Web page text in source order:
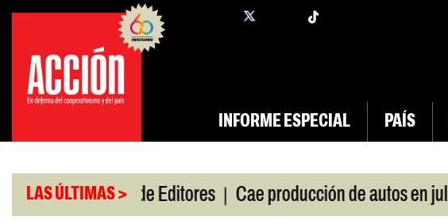
Saltar
contenido
facebook
INFORME ESPECIAL PAÍS
LAS ÚLTIMAS >
gira | Feria de Editores | Cae producción de autos en julio |